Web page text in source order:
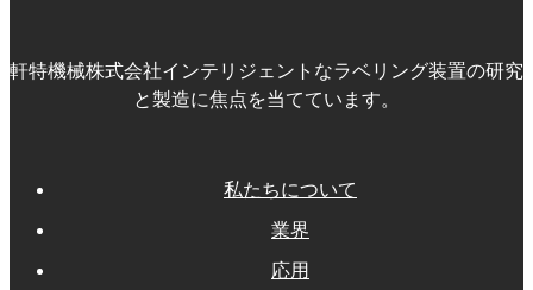
軒特機械株式会社インテリジェントなラベリング装置の研究
と製造に焦点を当てています。
私たちについて
業界
応用